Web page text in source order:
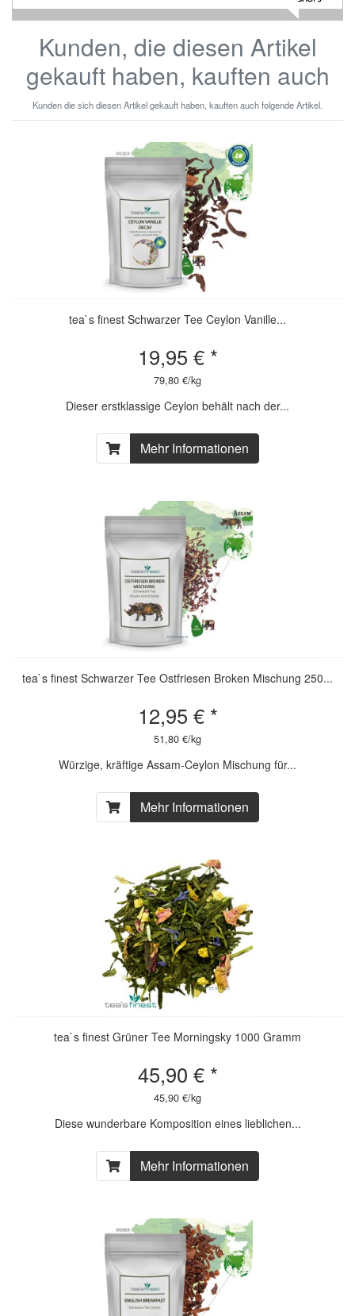
Kunden, die diesen Artikel
gekauft haben, kauften auch
Kunden die sich diesen Artikel gekauft haben, kauften auch folgende Artikel.
tea`s finest Schwarzer Tee Ceylon Vanille...
19,95 € *
79,80 €/kg
Dieser erstklassige Ceylon behält nach der...
Mehr Informationen
tea`s finest Schwarzer Tee Ostfriesen Broken Mischung 250...
12,95 € *
51,80 €/kg
Würzige, kräftige Assam-Ceylon Mischung für...
Mehr Informationen
tea`s finest Grüner Tee Morningsky 1000 Gramm
45,90 € *
45,90 €/kg
Diese wunderbare Komposition eines lieblichen...
Mehr Informationen